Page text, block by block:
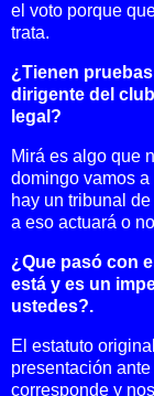
el voto porque
trata.
¿Tienen
dirigente del
legal?
Mirá es algo que
domingo vamos
hay un tribunal
a eso actuará o
¿Que pasó con
está y es un
ustedes?.
El estatuto
presentación ante
corresponde y